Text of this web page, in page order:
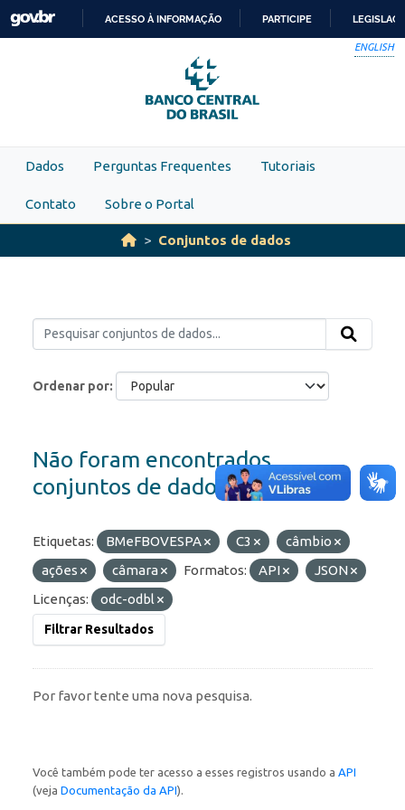
Skip to main content
PARA
O
CONTEÚDO
ACESSO À INFORMAÇÃO PARTICIPE
ENGLISH
Dados Perguntas Frequentes Tutoriais
Contato Sobre o Portal
Conjuntos de dados
Ordenar por
Não foram encontrados
conjuntos de dados
Etiquetas: BMeFBOVESPA C3
câmbio
ações
câmara Formatos: API
JSON
Licenças:
odc-odbl
Filtrar Resultados
Por favor tente uma nova pesquisa.
Você também pode ter acesso a esses registros usando a API
(veja Documentação da API).